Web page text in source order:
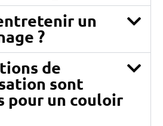
un
?
de
sont
pour un couloir